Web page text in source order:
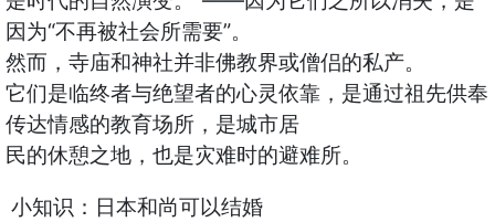
因为“不再被社会所需要”。
然而，寺庙和神社并非佛教界或僧侣的私产。
它们是临终者与绝望者的心灵依靠，是通过祖先供奉
传达情感的教育场所，是城市居
民的休憩之地，也是灾难时的避难所。
小知识：日本和尚可以结婚